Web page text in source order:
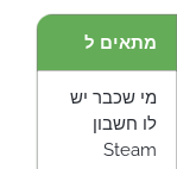
מתאים ל
מי שכבר יש
לו חשבון
Steam